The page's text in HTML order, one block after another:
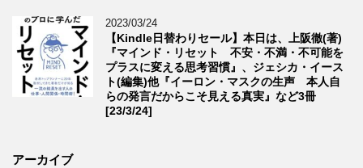
2023/03/24
【Kindle日替わりセール】本日は、上阪徹(著)
『マインド・リセット 不安・不満・不可能を
プラスに変える思考習慣』、ジェシカ・イース
ト(編集)他『イーロン・マスクの生声 本人自
らの発言だからこそ見える真実』など3冊
[23/3/24]
アーカイブ